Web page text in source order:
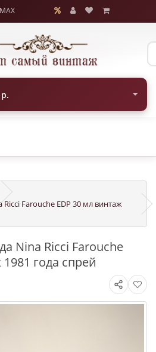
Farouche EDP 30 мл винтаж
Nina Ricci Farouche
года спрей